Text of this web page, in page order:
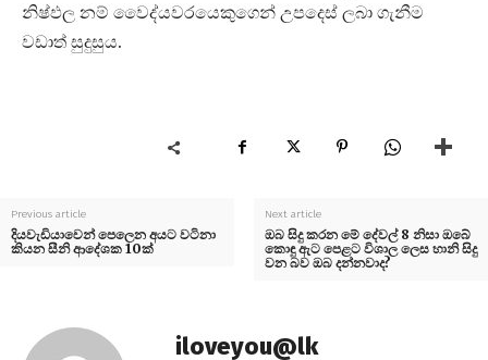
නිෂ්ඵල නම් වෛද්යවරයෙකුගෙන් උපදෙස් ලබා ගැනීම
වඩාත් සුදුසුය.
Previous article
දියවැඩියාවෙන් පෙලෙන අයට වටිනා
කියන සීනි ආදේශක 10ක්
Next article
ඔබ සිදු කරන මේ දේවල් 8 නිසා ඔබේ
කොඳු ඇට පෙළට විශාල ලෙස හානි සිදු
වන බව ඔබ දන්නවාද?
iloveyou@lk